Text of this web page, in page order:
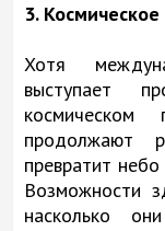
3.
Хотя
выступает
космическом
продолжают
превратит
Возможности
насколько